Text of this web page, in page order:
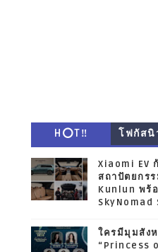
H⭕T‼ โฟกัสนิ
Xiaomi EV
สถาปัตยกร
Kunlun พร้
SkyNomad
ใครมีมุมสัง
“Princess